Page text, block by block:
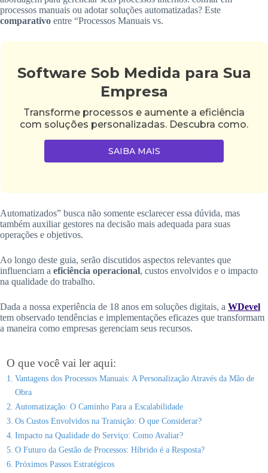
processos manuais ou adotar soluções automatizadas? Este
comparativo entre “Processos Manuais vs.
Software Sob Medida para Sua
Empresa
Transforme processos e aumente a eficiência
com soluções personalizadas. Descubra como.
SAIBA MAIS
Automatizados” busca não somente esclarecer essa dúvida, mas
também auxiliar gestores na decisão mais adequada para suas
operações e objetivos.
Ao longo deste guia, serão discutidos aspectos relevantes que
influenciam a eficiência operacional, custos envolvidos e o impacto
na qualidade do trabalho.
Dada a nossa experiência de 18 anos em soluções digitais, a WDevel
tem observado tendências e implementações eficazes que transformam
a maneira como empresas gerenciam seus recursos.
O que você vai ler aqui:
Vantagens dos Processos Manuais: A Personalização Através da Mão de
Obra
Automatização: O Caminho Para a Escalabilidade
Os Custos Envolvidos na Transição: O que Considerar?
Impacto na Qualidade do Serviço: Como Avaliar?
O Futuro da Gestão de Processos: Híbrido é a Resposta?
Próximos Passos Estratégicos